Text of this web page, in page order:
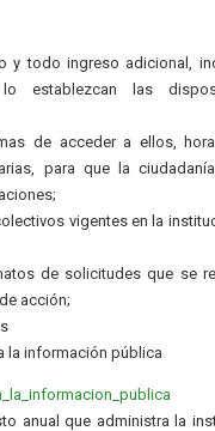
y todo ingreso adicional,
establezcan las
de acceder a ellos,
para que la
vigentes en la
de solicitudes que se
acción;
la información pública
anual que administra la